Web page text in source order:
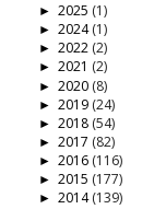
► 2025 (1)
► 2024(1)
► 2022 (2)
► 2021 (2)
► 2020 (8)
► 2019 (24)
► 2018 (54)
► 2017 (82)
► 2016 (116)
► 2015 (177)
► 2014(139)